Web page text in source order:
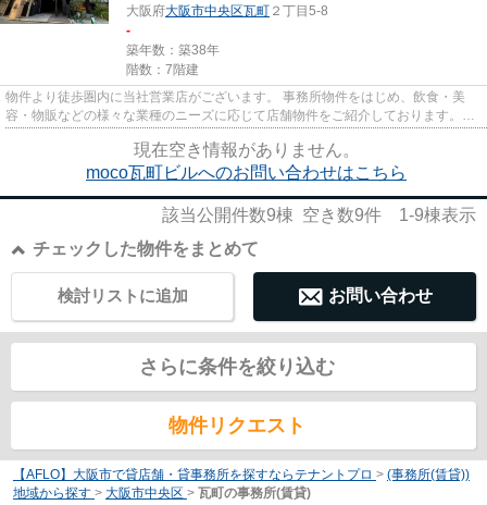
大阪府大阪市中央区瓦町 ２丁目5-8
-
築年数：築38年
階数：7階建
物件より徒歩圏内に当社営業店がございます。 事務所物件をはじめ、飲食・美
容・物販などの様々な業種のニーズに応じて店舗物件をご紹介しております。
尚、弊社ではおとり広告は一切...
現在空き情報がありません。
moco瓦町ビルへのお問い合わせはこちら
該当公開件数9棟 空き数9件 1-9棟表示
チェックした物件をまとめて
お問い合わせ
検討リストに追加
さらに条件を絞り込む
物件リクエスト
【AFLO】大阪市で貸店舗・貸事務所を探すならテナントプロ > (事務所(賃貸))
地域から探す > 大阪市中央区 > 瓦町の事務所(賃貸)